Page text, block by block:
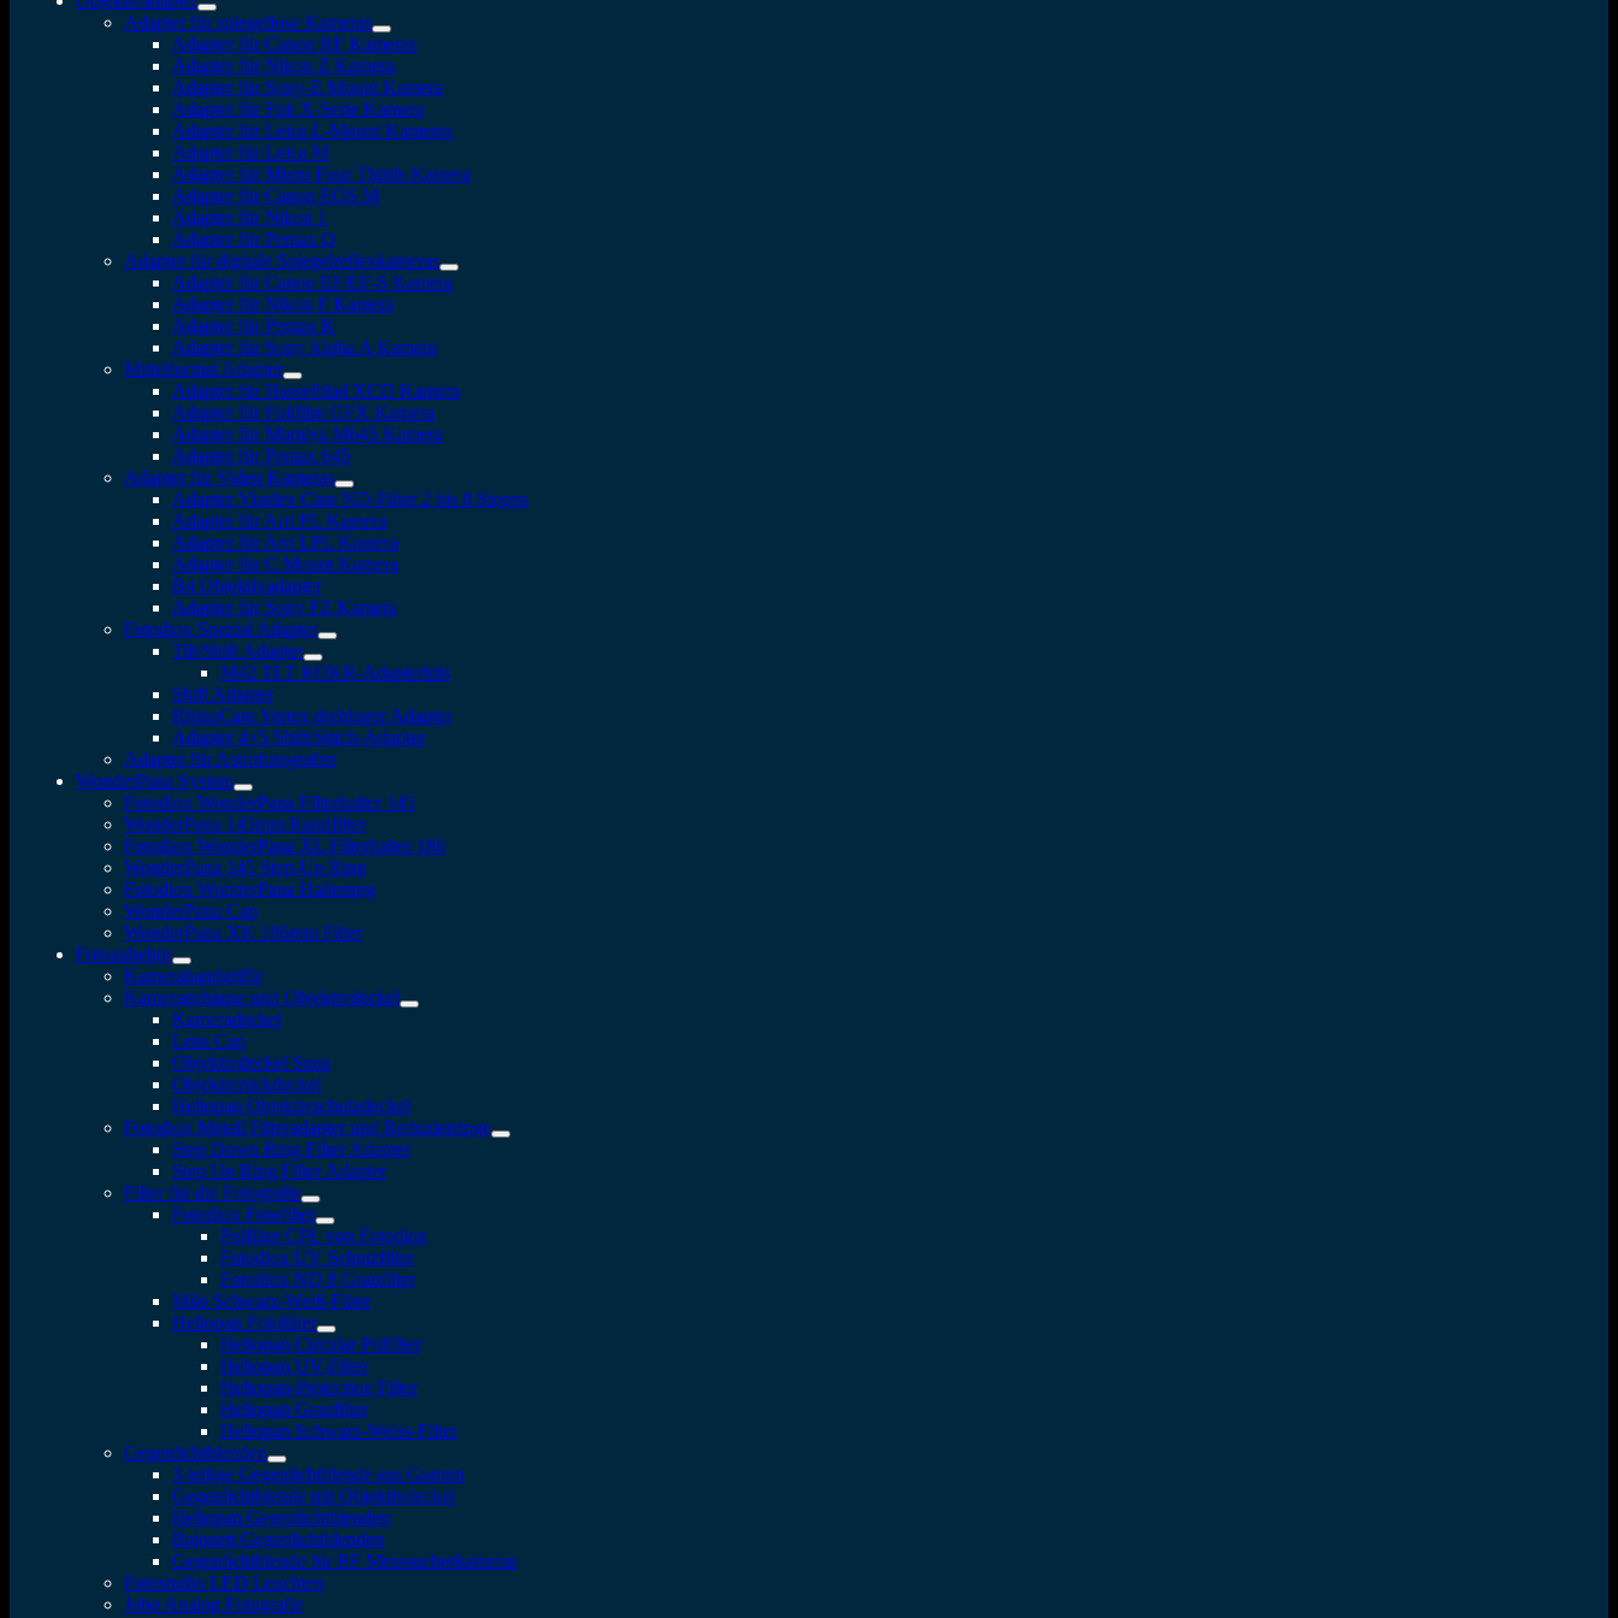
Adapter für spiegellose Kameras
Adapter für Canon RF Kameras
Adapter für Nikon Z Kamera
Adapter für Sony-E Mount Kamera
Adapter für Fuji X-Serie Kamera
Adapter für Leica L-Mount Kameras
Adapter für Leica M
Adapter für Micro Four Thirds Kamera
Adapter für Canon EOS M
Adapter für Nikon 1
Adapter für Pentax Q
Adapter für digitale Spiegelreflexkameras
Adapter für Canon EF/EF-S Kamera
Adapter für Nikon F Kamera
Adapter für Pentax K
Adapter für Sony Alpha A Kamera
Mittelformat Adapter
Adapter für Hasselblad XCD Kamera
Adapter für Fujifilm GFX Kamera
Adapter für Mamiya M645 Kamera
Adapter für Pentax 645
Adapter für Video Kameras
Adapter Vizelex Cine ND-Filter 2 bis 8 Stopps
Adapter für Arri PL Kamera
Adapter für Arri LPL Kamera
Adapter für C Mount Kamera
B4 Objektivadapter
Adapter für Sony FZ Kamera
Fotodiox Spezial Adapter
Tilt/Shift Adapter
M42 TLT ROKR-Adapterkits
Shift Adapter
RhinoCam Vertex drehbarer Adapter
Adapter 4×5 Shift/Stitch-Adapter
Adapter für Astrofotografen
WonderPana System
Fotodiox WonderPana Filterhalter 145
WonderPana 145mm Rundfilter
Fotodiox WonderPana XL Filterhalter 186
WonderPana 145 Step-Up Ring
Fotodiox WonderPana Halterung
WonderPana Cap
WonderPana XK 186mm Filter
Fotozubehör
Kamerahandgriffe
Kameragehäuse und Objektivdeckel
Kameradeckel
Lens Cap
Objektivdeckel Snap
Objektivrückdeckel
Heliopan Objektivschutzdeckel
Fotodiox Metall Filteradapter und Reduzierringe
Step Down Ring Filter Adapter
Step Up Ring Filter Adapter
Filter für die Fotografie
Fotodiox Fotofilter
Polfilter CPL von Fotodiox
Fotodiox UV Schutzfilter
Fotodiox ND 8 Graufilter
Milo Schwarz-Weiß-Filter
Heliopan Fotofilter
Heliopan Circular Polfilter
Heliopan UV-Filter
Heliopan-Protection Filter
Heliopan Graufilter
Heliopan Schwarz-Weiss-Filter
Gegenlichtblenden
3-teilige Gegenlichtblende aus Gummi
Gegenlichtblende mit Objektivdeckel
Heliopan Gegenlichtblenden
Bajonett Gegenlichtblenden
Gegenlichtblende für RF Messsucherkameras
Fotostudio LED Leuchten
Jobo Analog Fotografie